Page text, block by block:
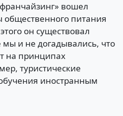
вошел
общественного питания
он существовал
мы и не догадывались, что
на принципах
туристические
иностранным